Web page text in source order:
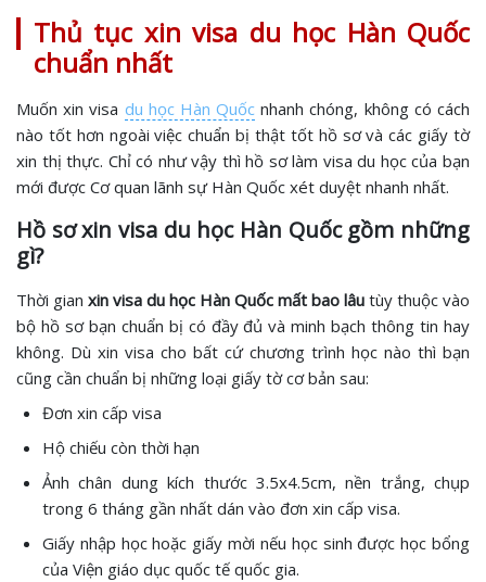
Thủ tục xin visa du học Hàn Quốc
chuẩn nhất
Muốn xin visa du học Hàn Quốc nhanh chóng, không có cách
nào tốt hơn ngoài việc chuẩn bị thật tốt hồ sơ và các giấy tờ
xin thị thực. Chỉ có như vậy thì hồ sơ làm visa du học của bạn
mới được Cơ quan lãnh sự Hàn Quốc xét duyệt nhanh nhất.
Hồ sơ xin visa du học Hàn Quốc gồm những
gì?
Thời gian xin visa du học Hàn Quốc mất bao lâu tùy thuộc vào
bộ hồ sơ bạn chuẩn bị có đầy đủ và minh bạch thông tin hay
không. Dù xin visa cho bất cứ chương trình học nào thì bạn
cũng cần chuẩn bị những loại giấy tờ cơ bản sau:
Đơn xin cấp visa
Hộ chiếu còn thời hạn
Ảnh chân dung kích thước 3.5x4.5cm, nền trắng, chụp
trong 6 tháng gần nhất dán vào đơn xin cấp visa.
Giấy nhập học hoặc giấy mời nếu học sinh được học bổng
của Viện giáo dục quốc tế quốc gia.